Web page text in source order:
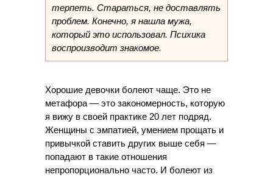
терпеть. Стараться, не доставлять
проблем. Конечно, я нашла мужа,
который это использовал. Психика
воспроизводит знакомое.
Хорошие девочки болеют чаще. Это не
метафора — это закономерность, которую
я вижу в своей практике 20 лет подряд.
Женщины с эмпатией, умением прощать и
привычкой ставить других выше себя —
попадают в такие отношения
непропорционально часто. И болеют из